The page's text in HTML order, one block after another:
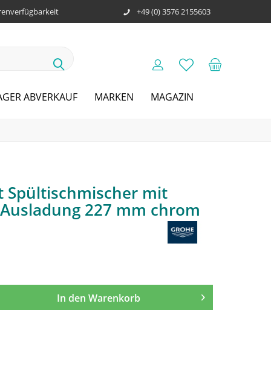
+49 (0) 3576 2155603
ABVERKAUF MARKEN MAGAZIN
Spültischmischer mit
227 mm chrom
In den Warenkorb